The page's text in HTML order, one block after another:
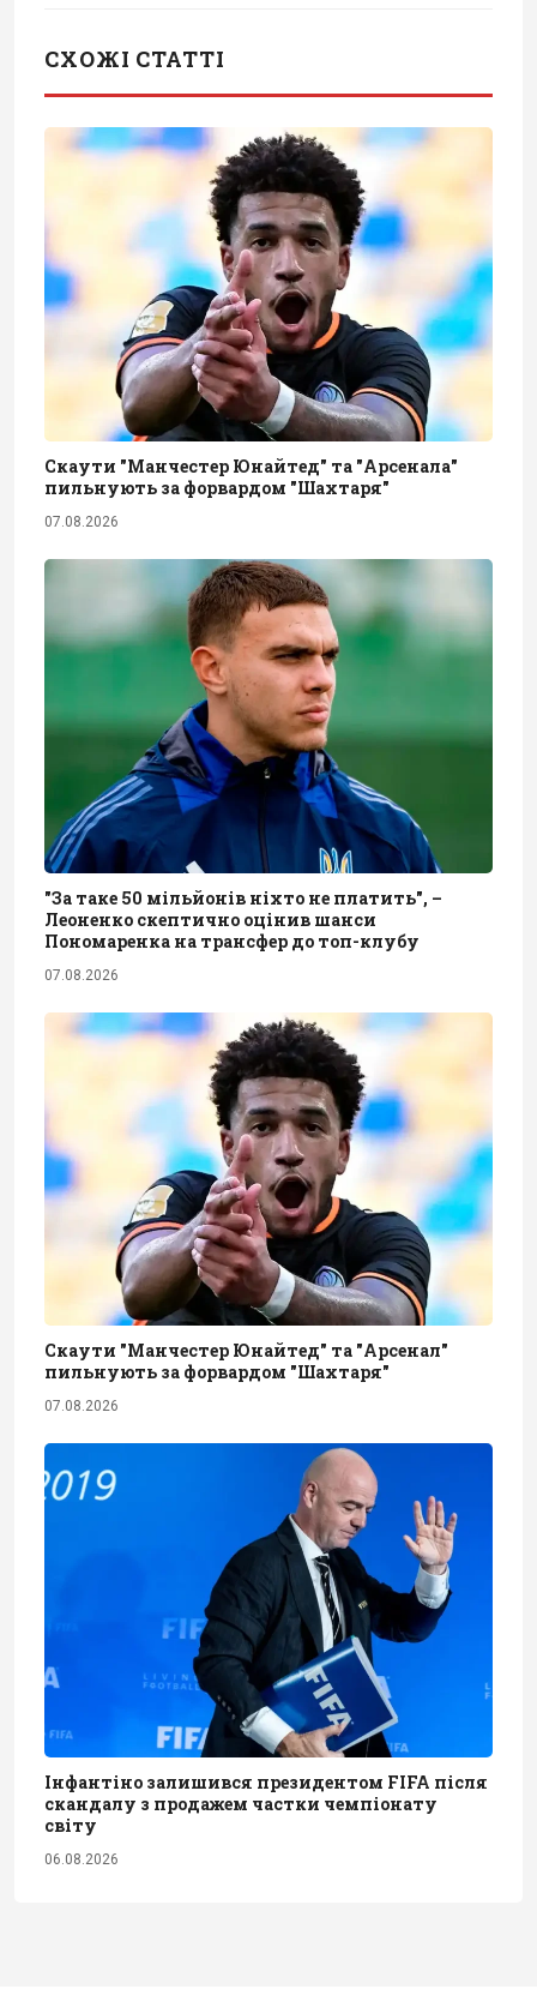
СХОЖІ СТАТТІ
Скаути "Манчестер Юнайтед" та "Арсенала"
пильнують за форвардом "Шахтаря"
07.08.2026
"За таке 50 мільйонів ніхто не платить", –
Леоненко скептично оцінив шанси
Пономаренка на трансфер до топ-клубу
07.08.2026
Скаути "Манчестер Юнайтед" та "Арсенал"
пильнують за форвардом "Шахтаря"
07.08.2026
Інфантіно залишився президентом FIFA після
скандалу з продажем частки чемпіонату
світу
06.08.2026